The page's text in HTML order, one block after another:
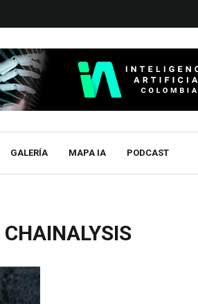
GALERÍA MAPA IA PODCAST
CHAINALYSIS